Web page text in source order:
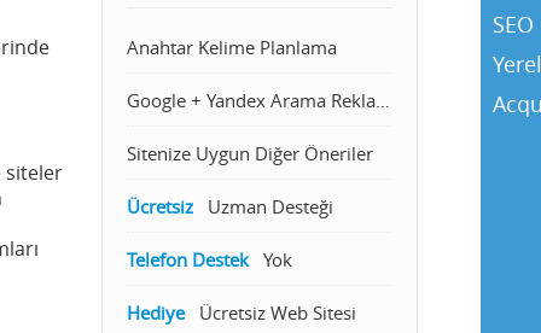
siteler
Anahtar Kelime Planlama
Google + Yandex Arama Reklamcılığı
Sitenize Uygun Diğer Öneriler
Ücretsiz Uzman Desteği
Telefon Destek Yok
Hediye Ücretsiz Web Sitesi